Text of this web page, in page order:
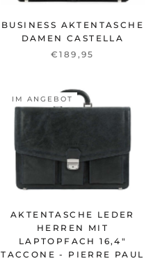
BUSINESS AKTENTASCHE
DAMEN CASTELLA
€189,95
IM ANGEBOT
AKTENTASCHE LEDER
HERREN MIT
LAPTOPFACH 16,4"
TACCONE - PIERRE PAUL